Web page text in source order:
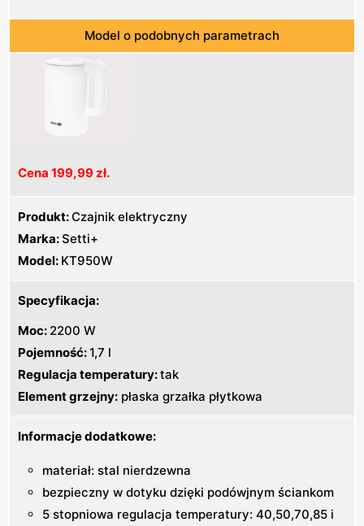
Model o podobnych parametrach
Cena 199,99 zł.
Produkt:Czajnik elektryczny
Marka:Setti+
Model: KT950W
Specyfikacja:
Moc: 2200 W
Pojemność:1,7 l
Regulacja temperatury:tak
Element grzejny: płaska grzałka płytkowa
Informacje dodatkowe:
materiał: stal nierdzewna
bezpieczny w dotyku dzięki podówjnym ściankom
5 stopniowa regulacja temperatury: 40,50,70,85 i